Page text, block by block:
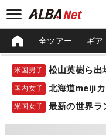
全ツアー ギア
米国男子
国内女子 北海道meiji
米国女子 最新の世界ラ